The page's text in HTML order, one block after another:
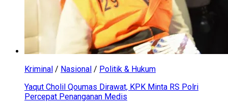
Kriminal / Nasional / Politik & Hukum
Yaqut Cholil Qoumas Dirawat, KPK Minta RS Polri
Percepat Penanganan Medis